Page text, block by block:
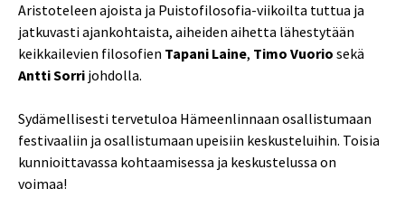
Aristoteleen ajoista ja Puistofilosofia-viikoilta tuttua ja
jatkuvasti ajankohtaista, aiheiden aihetta lähestytään
keikkailevien filosofien Tapani Laine, Timo Vuorio sekä
Antti Sorri johdolla.
Sydämellisesti tervetuloa Hämeenlinnaan osallistumaan
festivaaliin ja osallistumaan upeisiin keskusteluihin. Toisia
kunnioittavassa kohtaamisessa ja keskustelussa on
voimaa!